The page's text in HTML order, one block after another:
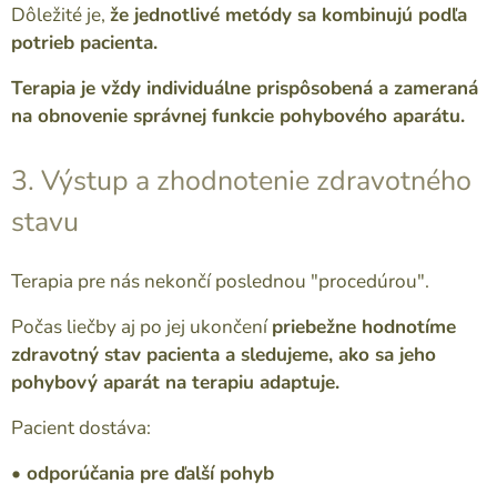
Dôležité je, že jednotlivé metódy sa kombinujú podľa
potrieb pacienta.
Terapia je vždy individuálne prispôsobená a zameraná
na obnovenie správnej funkcie pohybového aparátu.
3. Výstup a zhodnotenie zdravotného
stavu
Terapia pre nás nekončí poslednou "procedúrou".
Počas liečby aj po jej ukončenípriebežne hodnotíme
zdravotný stav pacienta a sledujeme, ako sa jeho
pohybový aparát na terapiu adaptuje.
Pacient dostáva:
• odporúčania pre ďalší pohyb